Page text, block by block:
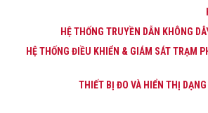
HỆ THỐNG TRUYỀN DẪN KHÔNG
HỆ THỐNG ĐIỀU KHIỂN & GIÁM SÁT TRẠM
THIẾT BỊ ĐO VÀ HIỂN THỊ